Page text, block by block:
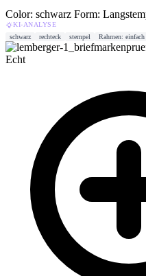
Color: schwarz Form:
KI-ANALYSE
schwarz
rechteck stempel Rahmen: einfach
Echt